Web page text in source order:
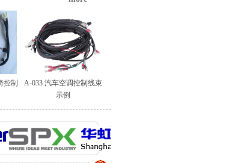
控制
A-033 汽车空调控制线束
示例